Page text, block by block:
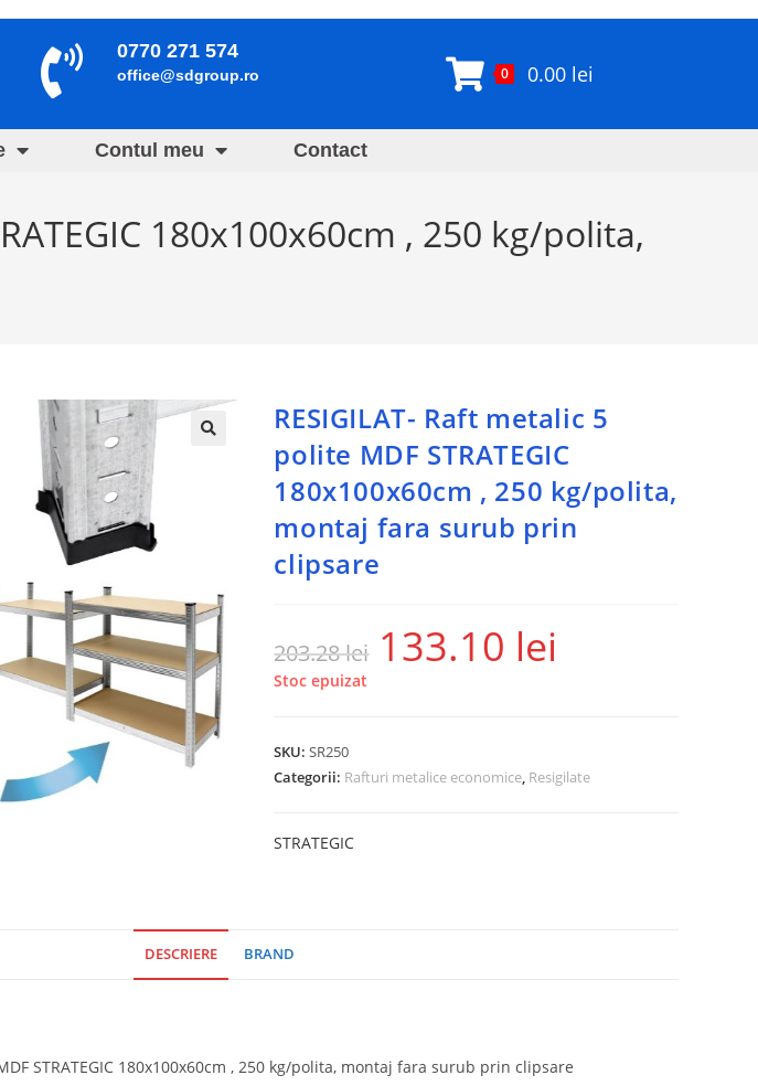
0770 271 574
office@sdgroup.ro 0 0.00 lei
Contul meu Contact
180x100x60cm , 250 kg/polita,
RESIGILAT- Raft metalic 5
polite MDF STRATEGIC
180x100x60cm , 250 kg/polita,
montaj fara surub prin
clipsare
203.28lei 133.10 lei
Stoc epuizat
SKU:SR250
Categorii: Rafturi metalice economice, Resigilate
STRATEGIC
DESCRIERE BRAND
STRATEGIC 180x100x60cm , 250 kg/polita, montaj fara surub prin clipsare